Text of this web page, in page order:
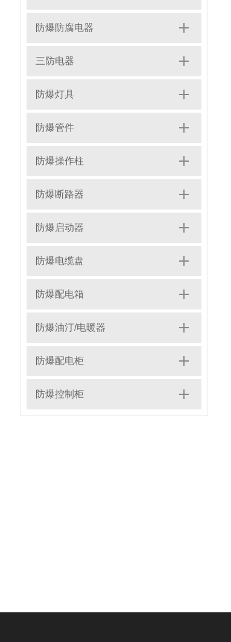
防爆防腐电器
三防电器
防爆灯具
防爆管件
防爆操作柱
防爆断路器
防爆启动器
防爆电缆盘
防爆配电箱
防爆油汀/电暖器
防爆配电柜
防爆控制柜